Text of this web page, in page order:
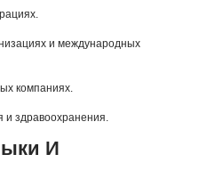
и международных
компаниях.
здравоохранения.
И